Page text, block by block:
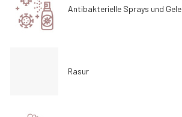
Antibakterielle Sprays und Gele
Rasur